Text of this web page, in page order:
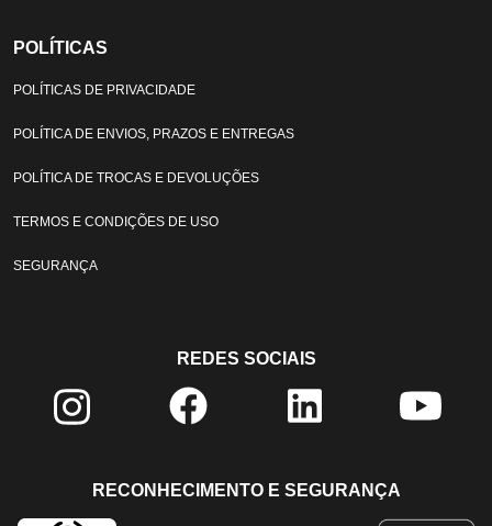
POLÍTICAS
POLÍTICAS DE PRIVACIDADE
POLÍTICA DE ENVIOS, PRAZOS E ENTREGAS
POLÍTICA DE TROCAS E DEVOLUÇÕES
TERMOS E CONDIÇÕES DE USO
SEGURANÇA
REDES SOCIAIS
RECONHECIMENTO E SEGURANÇA